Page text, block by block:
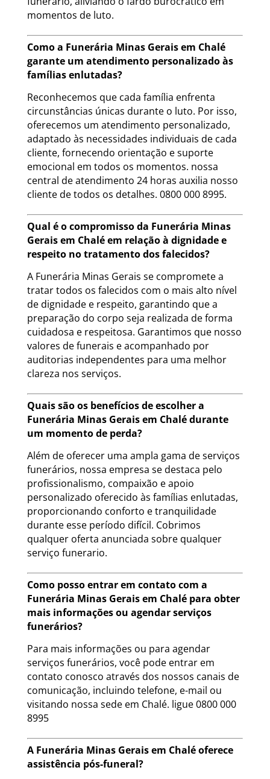
momentos de luto.
Como a Funerária Minas Gerais em Chalé
garante um atendimento personalizado às
famílias enlutadas?
Reconhecemos que cada família enfrenta
circunstâncias únicas durante o luto. Por isso,
oferecemos um atendimento personalizado,
adaptado às necessidades individuais de cada
cliente, fornecendo orientação e suporte
emocional em todos os momentos. nossa
central de atendimento 24 horas auxilia nosso
cliente de todos os detalhes. 0800 000 8995.
Qual é o compromisso da Funerária Minas
Gerais em Chalé em relação à dignidade e
respeito no tratamento dos falecidos?
A Funerária Minas Gerais se compromete a
tratar todos os falecidos com o mais alto nível
de dignidade e respeito, garantindo que a
preparação do corpo seja realizada de forma
cuidadosa e respeitosa. Garantimos que nosso
valores de funerais e acompanhado por
auditorias independentes para uma melhor
clareza nos serviços.
Quais são os benefícios de escolher a
Funerária Minas Gerais em Chalé durante
um momento de perda?
Além de oferecer uma ampla gama de serviços
funerários, nossa empresa se destaca pelo
profissionalismo, compaixão e apoio
personalizado oferecido às famílias enlutadas,
proporcionando conforto e tranquilidade
durante esse período difícil. Cobrimos
qualquer oferta anunciada sobre qualquer
serviço funerario.
Como posso entrar em contato com a
Funerária Minas Gerais em Chalé para obter
mais informações ou agendar serviços
funerários?
Para mais informações ou para agendar
serviços funerários, você pode entrar em
contato conosco através dos nossos canais de
comunicação, incluindo telefone, e-mail ou
visitando nossa sede em Chalé. ligue 0800 000
8995
A Funerária Minas Gerais em Chalé oferece
assistência pós-funeral?